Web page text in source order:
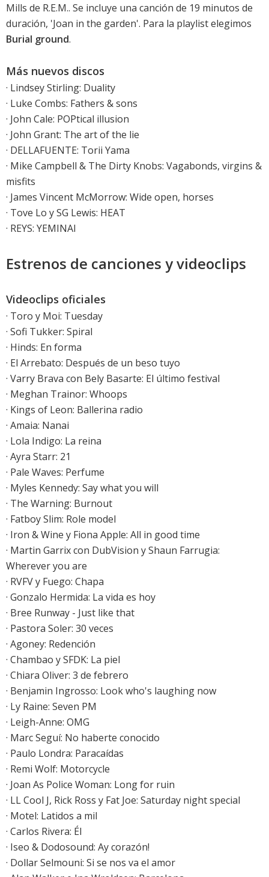
Mills de R.E.M.. Se incluye una canción de 19 minutos de
duración, 'Joan in the garden'. Para la playlist elegimos
Burial ground.
Más nuevos discos
· Lindsey Stirling: Duality
· Luke Combs: Fathers & sons
· John Cale: POPtical illusion
· John Grant: The art of the lie
· DELLAFUENTE: Torii Yama
· Mike Campbell & The Dirty Knobs: Vagabonds, virgins &
misfits
· James Vincent McMorrow: Wide open, horses
· Tove Lo y SG Lewis: HEAT
· REYS: YEMINAI
Estrenos de canciones y videoclips
Videoclips oficiales
· Toro y Moi: Tuesday
· Sofi Tukker: Spiral
· Hinds: En forma
· El Arrebato: Después de un beso tuyo
· Varry Brava con Bely Basarte: El último festival
· Meghan Trainor: Whoops
· Kings of Leon: Ballerina radio
· Amaia: Nanai
· Lola Indigo: La reina
· Ayra Starr: 21
· Pale Waves: Perfume
· Myles Kennedy: Say what you will
· The Warning: Burnout
· Fatboy Slim: Role model
· Iron & Wine y Fiona Apple: All in good time
· Martin Garrix con DubVision y Shaun Farrugia:
Wherever you are
· RVFV y Fuego: Chapa
· Gonzalo Hermida: La vida es hoy
· Bree Runway - Just like that
· Pastora Soler: 30 veces
· Agoney: Redención
· Chambao y SFDK: La piel
· Chiara Oliver: 3 de febrero
· Benjamin Ingrosso: Look who's laughing now
· Ly Raine: Seven PM
· Leigh-Anne: OMG
· Marc Seguí: No haberte conocido
· Paulo Londra: Paracaídas
· Remi Wolf: Motorcycle
· Joan As Police Woman: Long for ruin
· LL Cool J, Rick Ross y Fat Joe: Saturday night special
· Motel: Latidos a mil
· Carlos Rivera: Él
· Iseo & Dodosound: Ay corazón!
· Dollar Selmouni: Si se nos va el amor